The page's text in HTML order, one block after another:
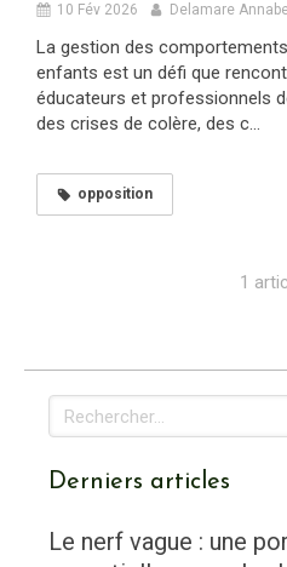
10 Fév 2026 Delamare
La gestion des
enfants est un défi que
éducateurs et professionnels
des crises de colère, des c...
opposition
1
Rechercher
Derniers articles
Le nerf vague : une